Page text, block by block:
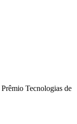
Prêmio Tecnologias de